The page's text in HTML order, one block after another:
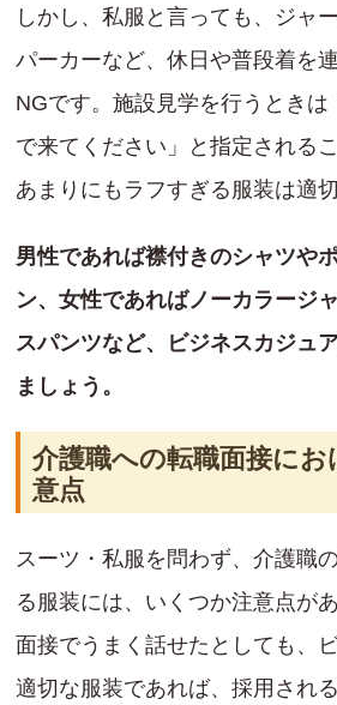
しかし、私服と言っても、ジャ
パーカーなど、休日や普段着を
NGです。施設見学を行うときは
で来てください」と指定される
あまりにもラフすぎる服装は適
男性であれば襟付きのシャツや
ン、女性であればノーカラージ
スパンツなど、ビジネスカジュ
ましょう。
介護職への転職面接にお
意点
スーツ・私服を問わず、介護職
る服装には、いくつか注意点が
面接でうまく話せたとしても、
適切な服装であれば、採用され